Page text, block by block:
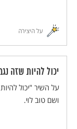
על היצירה
יכול להיות שזה
על השיר "יכול
ושם טוב לוי.